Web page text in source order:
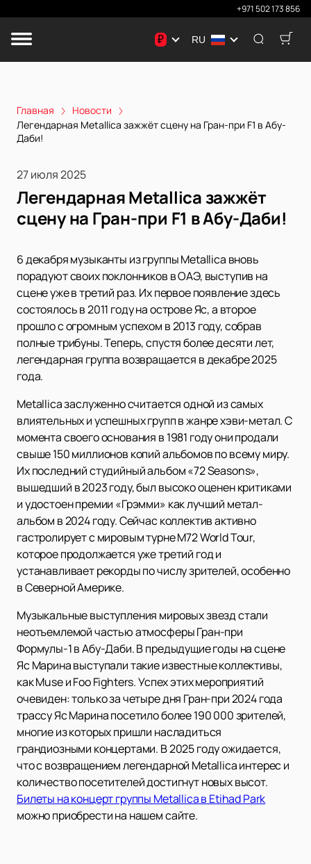
+971 502 173 856
₽ RU
Главная
Новости
Легендарная Metallica зажжёт сцену на Гран-при F1 в Абу-
Даби!
27 июля 2025
Легендарная Metallica зажжёт
сцену на Гран-при F1 в Абу-Даби!
6 декабря музыканты из группы Metallica вновь
порадуют своих поклонников в ОАЭ, выступив на
сцене уже в третий раз. Их первое появление здесь
состоялось в 2011 году на острове Яс, а второе
прошло с огромным успехом в 2013 году, собрав
полные трибуны. Теперь, спустя более десяти лет,
легендарная группа возвращается в декабре 2025
года.
Metallica заслуженно считается одной из самых
влиятельных и успешных групп в жанре хэви-метал. С
момента своего основания в 1981 году они продали
свыше 150 миллионов копий альбомов по всему миру.
Их последний студийный альбом «72 Seasons»,
вышедший в 2023 году, был высоко оценен критиками
и удостоен премии «Грэмми» как лучший метал-
альбом в 2024 году. Сейчас коллектив активно
гастролирует с мировым турне M72 World Tour,
которое продолжается уже третий год и
устанавливает рекорды по числу зрителей, особенно
в Северной Америке.
Музыкальные выступления мировых звезд стали
неотъемлемой частью атмосферы Гран-при
Формулы-1 в Абу-Даби. В предыдущие годы на сцене
Яс Марина выступали такие известные коллективы,
как Muse и Foo Fighters. Успех этих мероприятий
очевиден: только за четыре дня Гран-при 2024 года
трассу Яс Марина посетило более 190 000 зрителей,
многие из которых пришли насладиться
грандиозными концертами. В 2025 году ожидается,
что с возвращением легендарной Metallica интерес и
количество посетителей достигнут новых высот.
Билеты на концерт группы Metallica в Etihad Park
можно приобрести на нашем сайте.